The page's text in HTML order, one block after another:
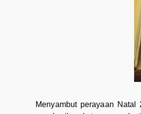
Menyambut perayaan